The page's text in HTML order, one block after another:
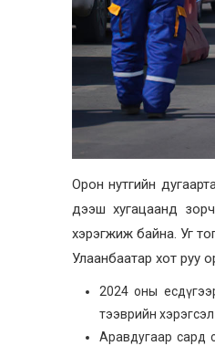
Орон нутгийн
дээш хугацаанд
хэрэгжиж байна. Уг
Улаанбаатар хот руу
2024 оны
тээврийн
Аравдугаар сард